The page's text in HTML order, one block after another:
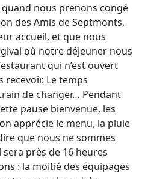
nous prenons congé
des Amis de Septmonts,
accueil, et que nous
où notre déjeuner nous
qui n’est ouvert
recevoir. Le temps
de changer… Pendant
pause bienvenue, les
apprécie le menu, la pluie
que nous ne sommes
près de 16 heures
: la moitié des équipages